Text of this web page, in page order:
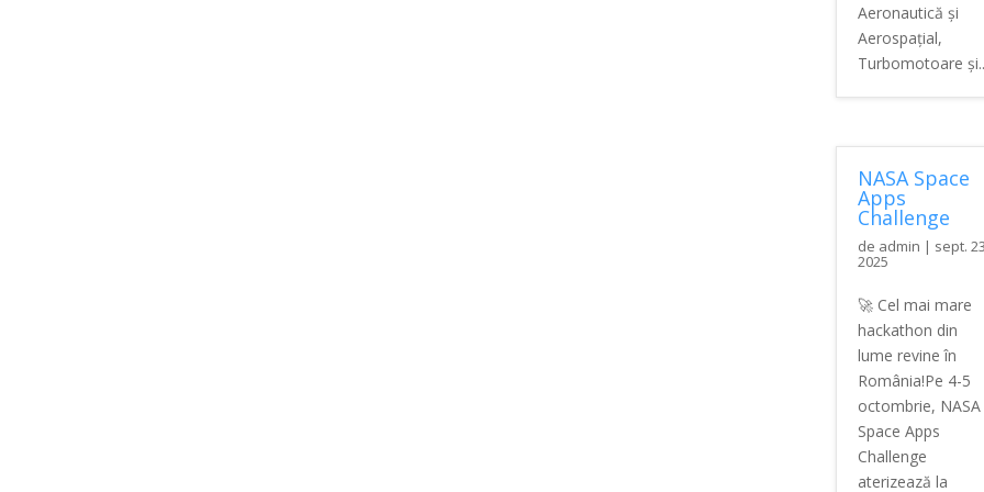
Aeronautică și
Aerospațial,
Turbomotoare
NASA Space
Apps
Challenge
de admin | sept.
2025
🚀 Cel mai mare
hackathon din
lume revine în
România!Pe 4-5
octombrie, NASA
Space Apps
Challenge
aterizează la